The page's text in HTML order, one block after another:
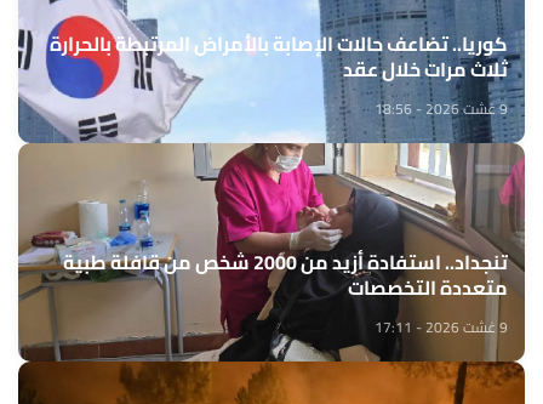
كوريا.. تضاعف حالات الإصابة بالأمراض المرتبطة بالحرارة
ثلاث مرات خلال عقد
9 غشت 2026 - 18:56
تنجداد.. استفادة أزيد من 2000 شخص من قافلة طبية
متعددة التخصصات
9 غشت 2026 - 17:11